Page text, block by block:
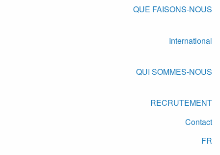
QUE FAISONS-NOUS
International
QUI SOMMES-NOUS
RECRUTEMENT
Contact
FR